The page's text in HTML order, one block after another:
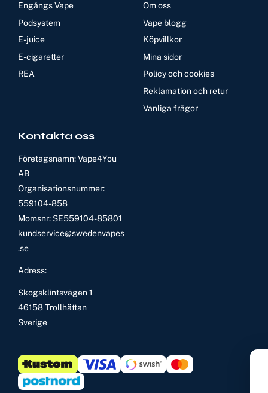
Engångs Vape
Podsystem
E-juice
E-cigaretter
REA
Om oss
Vape blogg
Köpvillkor
Mina sidor
Policy och cookies
Reklamation och retur
Vanliga frågor
Kontakta oss
Företagsnamn: Vape4You
AB
Organisationsnummer:
559104-858
Momsnr: SE559104-85801
kundservice@swedenvapes
.se
Adress:
Skogsklintsvägen 1
46158 Trollhättan
Sverige